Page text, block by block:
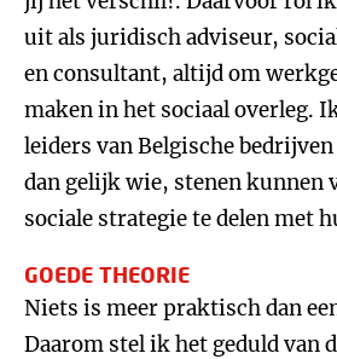
uit als juridisch adviseur,
en consultant, altijd om
maken in het sociaal overleg.
leiders van Belgische
dan gelijk wie, stenen kunnen
sociale strategie te delen met
GOEDE THEORIE
Niets is meer praktisch dan
Daarom stel ik het geduld van